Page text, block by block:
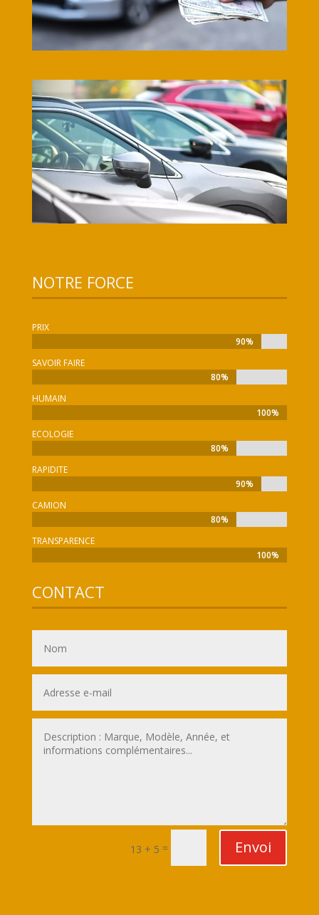
NOTRE FORCE
PRIX
90%
90%
SAVOIR FAIRE
80%
80%
HUMAIN
100%
100%
ECOLOGIE
80%
80%
RAPIDITE
90%
90%
CAMION
80%
80%
TRANSPARENCE
100%
100%
CONTACT
13 + 5 = Envoi